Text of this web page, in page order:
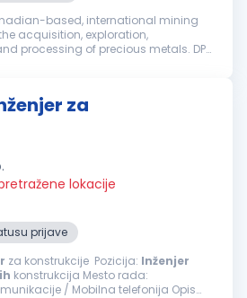
based, international mining
acquisition, exploration,
processing of precious metals. DPM
za
lokacije
prijave
za konstrukcije Pozicija: Inženjer
konstrukcija Mesto rada:
/ Mobilna telefonija Opis